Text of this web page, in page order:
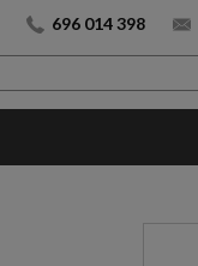
696 014 398